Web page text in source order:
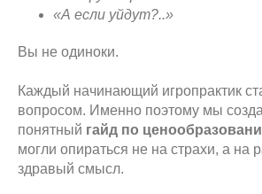
«А если уйдут?..»
Вы не одиноки.
Каждый начинающий игропрактик
вопросом. Именно поэтому мы
понятный гайд по
могли опираться не на страхи, а на
здравый смысл.